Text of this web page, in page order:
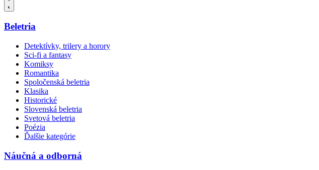
Beletria
Detektívky, trilery a horory
Sci-fi a fantasy
Komiksy
Romantika
Spoločenská beletria
Klasika
Historické
Slovenská beletria
Svetová beletria
Poézia
Ďalšie kategórie
Náučná a odborná